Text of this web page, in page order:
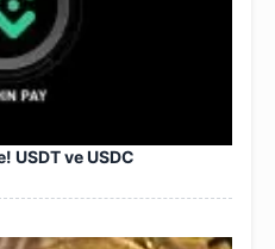
USDT ve USDC